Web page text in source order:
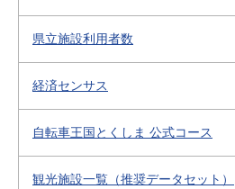
県立施設利用者数
経済センサス
自転車王国とくしま 公式コース
観光施設一覧（推奨データセット）